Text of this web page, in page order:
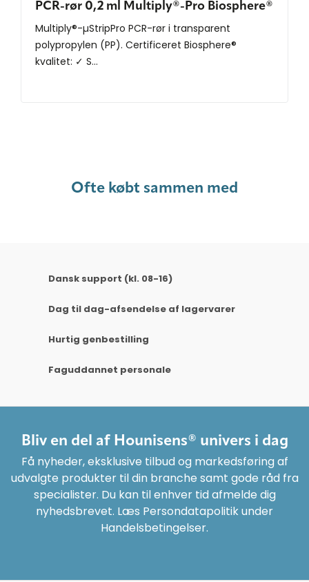
PCR-rør 0,2 ml Multiply®-Pro Biosphere®
Multiply®-µStripPro PCR-rør i transparent
polypropylen (PP). Certificeret Biosphere®
kvalitet: ✓ S...
Ofte købt sammen med
Dansk support (kl. 08-16)
Dag til dag-afsendelse af lagervarer
Hurtig genbestilling
Faguddannet personale
Bliv en del af Hounisens® univers i dag
Få nyheder, eksklusive tilbud og markedsføring af
udvalgte produkter til din branche samt gode råd fra
specialister. Du kan til enhver tid afmelde dig
nyhedsbrevet. Læs Persondatapolitik under
Handelsbetingelser.